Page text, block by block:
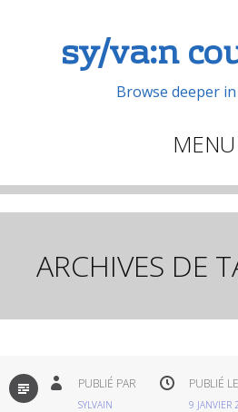
sy/va:n
Browse deeper
MENU
Aller
ARCHIVES DE
PAR
DÉFAUT
PUBLIÉ PAR
SYLVAIN
PUBLIÉ LE
9 JANVIER